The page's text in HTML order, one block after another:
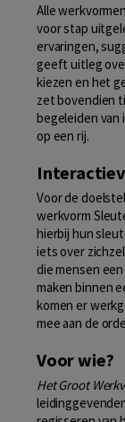
Alle
voor stap
ervaringen,
geeft uitleg
kiezen en het
zet bovendien
begeleiden
op een rij.
Voor de
werkvorm
hierbij hun
iets over
die mensen
maken binnen
komen er
mee aan de
Voor wie?
Het Groot